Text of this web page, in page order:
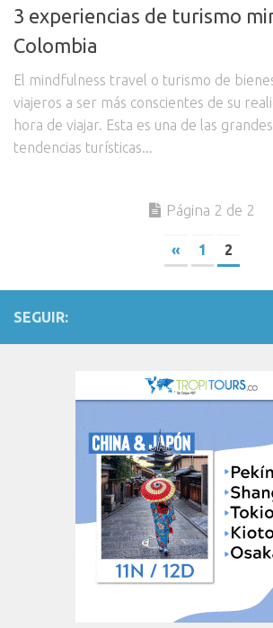
3 experiencias de turismo
Colombia
El mindfulness travel o turismo de
viajeros a ser más conscientes de su
hora de viajar. Esta es una de las
tendencias turísticas...
Página 2 de 2
« 1 2
SEGUIR: